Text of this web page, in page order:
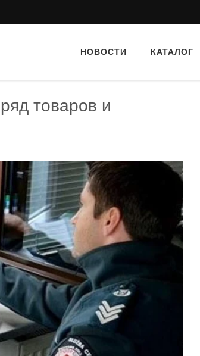
НОВОСТИ КАТАЛОГ
товаров и
Тайный гость: ресторан «Пиросмани»